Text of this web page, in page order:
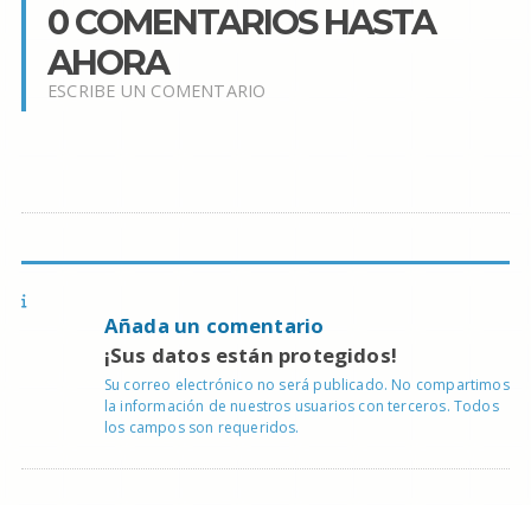
0 COMENTARIOS HASTA
AHORA
ESCRIBE UN COMENTARIO
Añada un comentario
¡Sus datos están protegidos!
Su correo electrónico no será publicado. No compartimos
la información de nuestros usuarios con terceros. Todos
los campos son requeridos.